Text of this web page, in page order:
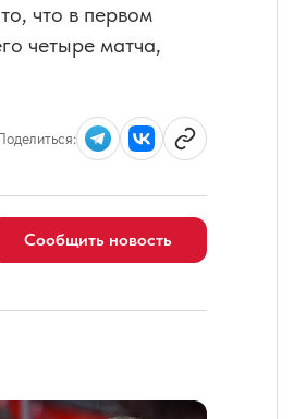
что в первом
четыре матча,
Сообщить новость